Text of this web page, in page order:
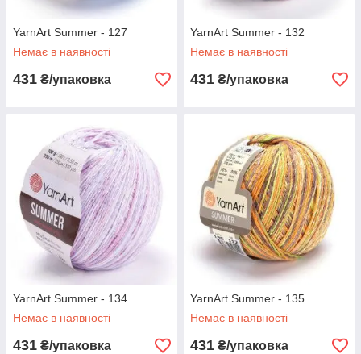
YarnArt Summer - 127
Немає в наявності
431 ₴/упаковка
YarnArt Summer - 132
Немає в наявності
431 ₴/упаковка
YarnArt Summer - 134
Немає в наявності
431 ₴/упаковка
YarnArt Summer - 135
Немає в наявності
431 ₴/упаковка